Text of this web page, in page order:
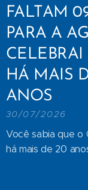
FALTAM
PARA A
CELEBRAI
HÁ MAIS
ANOS
30/07/2026
Você sabia que o
há mais de 20